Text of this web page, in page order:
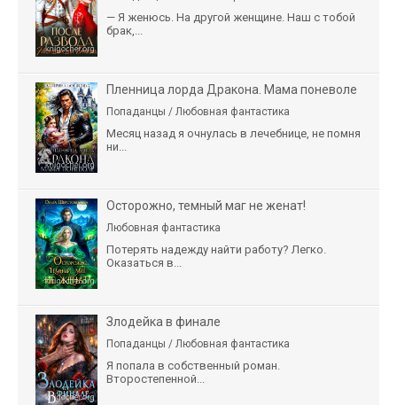
— Я женюсь. На другой женщине. Наш с тобой
брак,...
Пленница лорда Дракона. Мама поневоле
Попаданцы / Любовная фантастика
Месяц назад я очнулась в лечебнице, не помня
ни...
Осторожно, темный маг не женат!
Любовная фантастика
Потерять надежду найти работу? Легко.
Оказаться в...
Злодейка в финале
Попаданцы / Любовная фантастика
Я попала в собственный роман.
Второстепенной...